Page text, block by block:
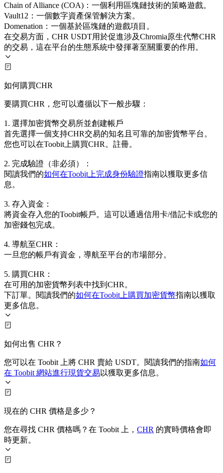
Chain of Alliance (COA)：一個利用區塊鏈技術的策略遊戲。
Vault12：一個數字資產保管解決方案。
Domenation：一個基於區塊鏈的遊戲項目。
在交易方面，CHR USDT用於促進涉及Chromia原生代幣CHR
的交易，這在平台的生態系統中發揮著至關重要的作用。
如何購買CHR
要購買CHR，您可以遵循以下一般步驟：
1. 選擇加密貨幣交易所並創建帳戶
首先選擇一個支持CHR交易的知名且可靠的加密貨幣平台。
您也可以在Toobit上購買CHR。註冊。
2. 完成驗證（非必須）：
閱讀我們的如何在Toobit上完成身份驗證指南以獲取更多信
息。
3. 存入資金：
將資金存入您的Toobit帳戶。這可以通過信用卡/借記卡或您的
加密錢包完成。
4. 導航至CHR：
一旦您的帳戶有資金，導航至平台的市場部分。
5. 購買CHR：
在可用的加密貨幣列表中找到CHR。
下訂單。閱讀我們的如何在Toobit上購買加密貨幣指南以獲取
更多信息。
如何出售 CHR？
您可以在 Toobit 上將 CHR 賣給 USDT。閱讀我們的指南如何
在 Toobit 網站進行現貨交易 以獲取更多信息。
現在的 CHR 價格是多少？
您在尋找 CHR 價格嗎？在 Toobit 上， CHR 的實時價格會即
時更新。